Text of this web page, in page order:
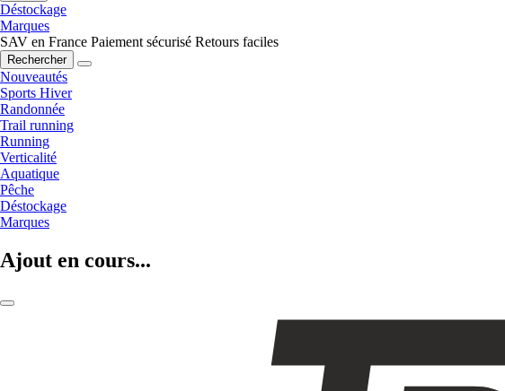
Déstockage
Marques
SAV en France Paiement sécurisé Retours faciles
Rechercher
Nouveautés
Sports Hiver
Randonnée
Trail running
Running
Verticalité
Aquatique
Pêche
Déstockage
Marques
Ajout en cours...